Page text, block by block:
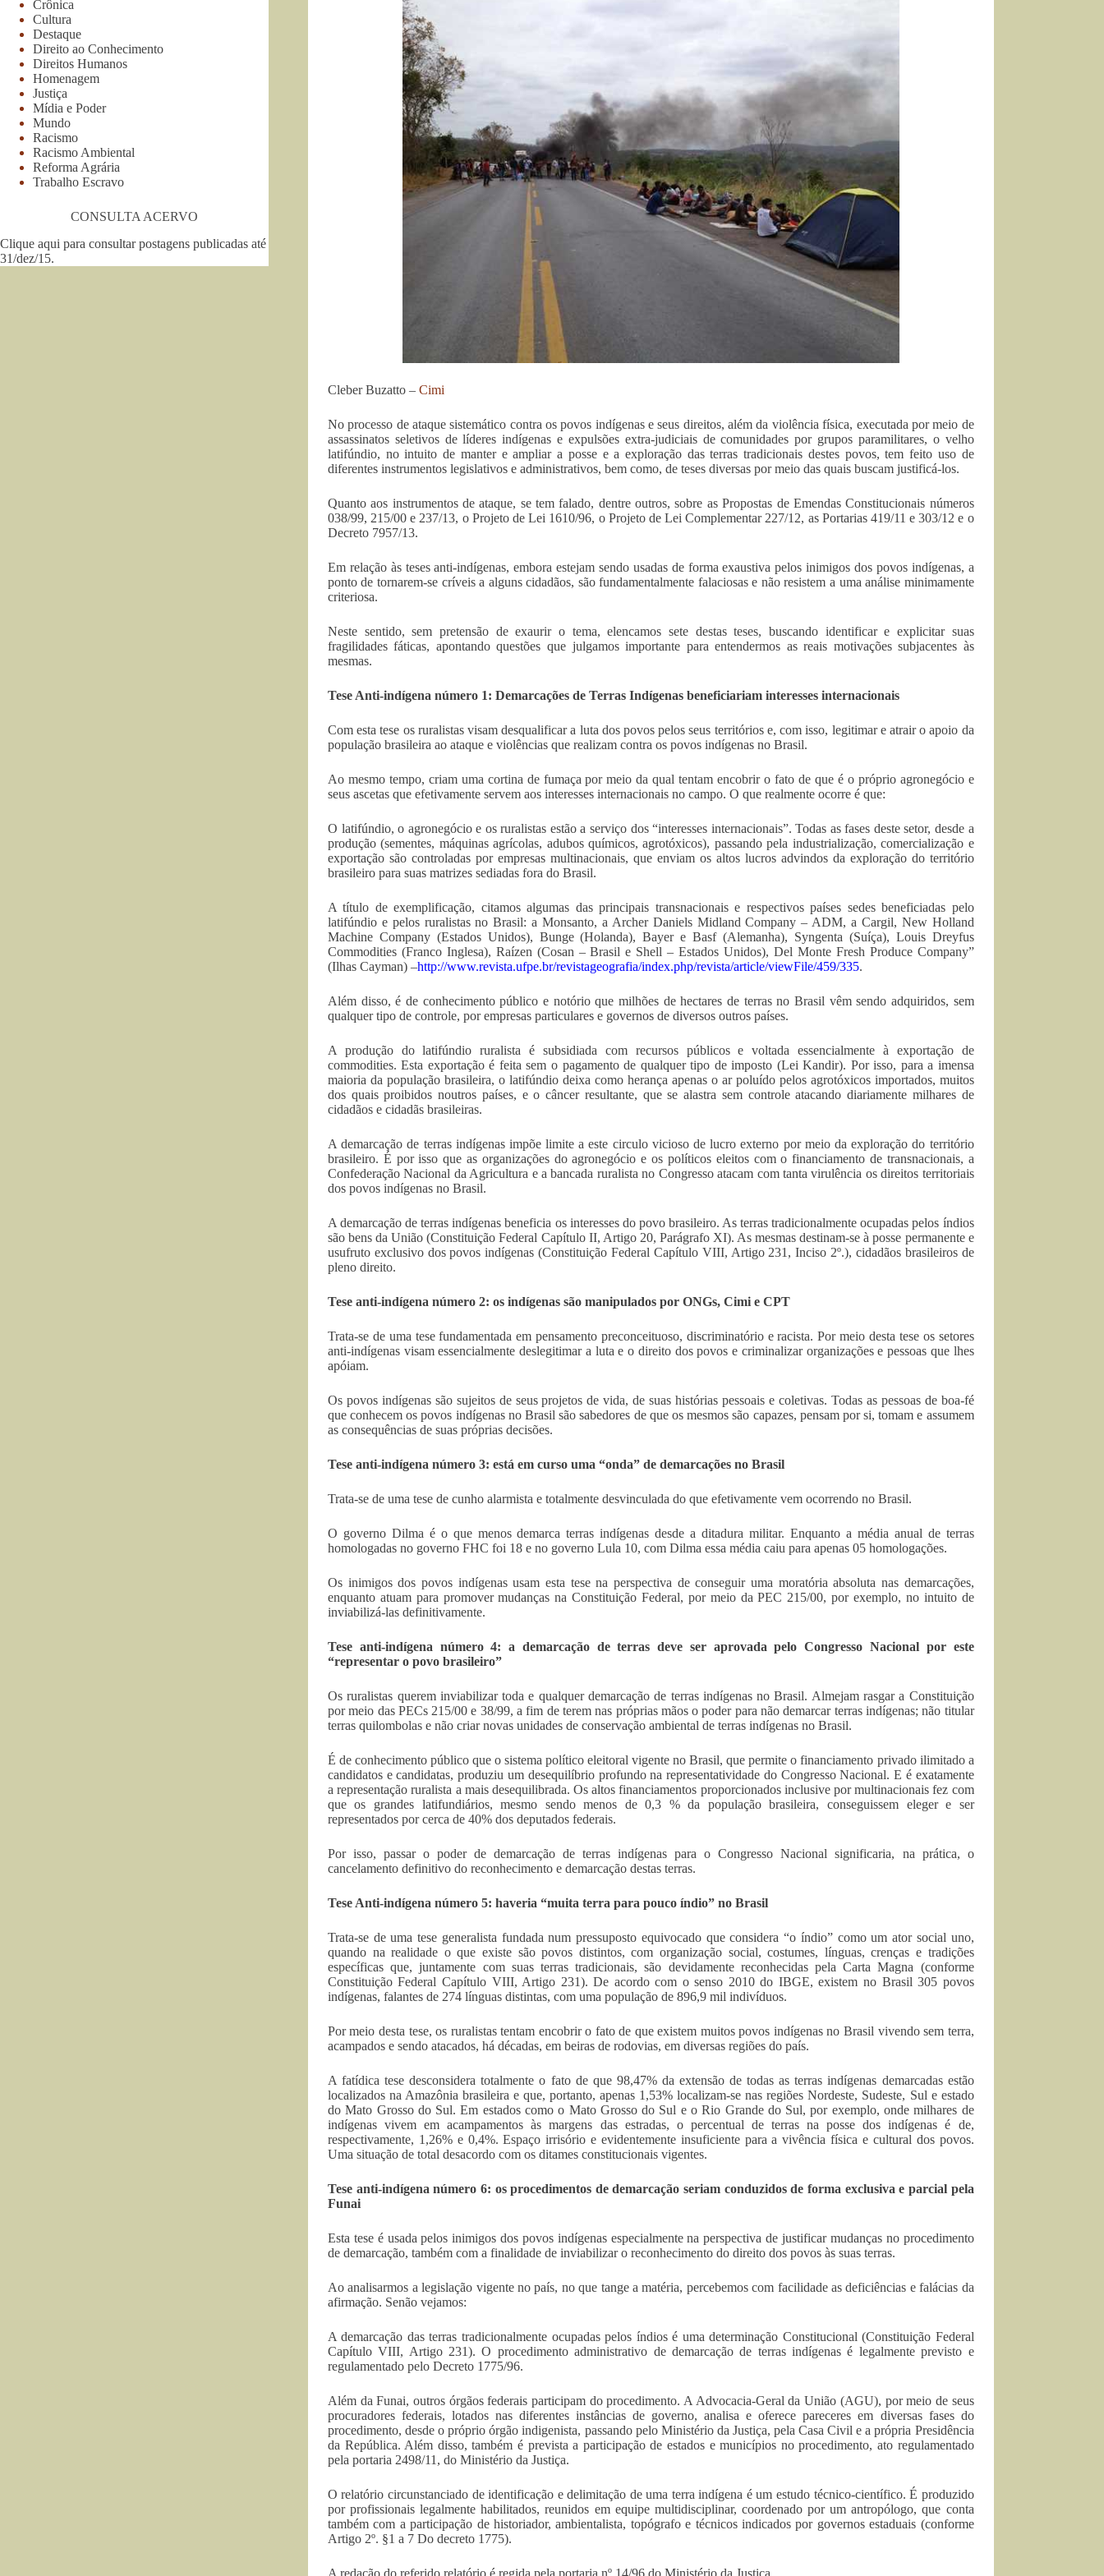
Cleber Buzatto – Cimi
No processo de ataque sistemático contra os povos indígenas e seus direitos, além da violência física, executada por meio de
assassinatos seletivos de líderes indígenas e expulsões extra-judiciais de comunidades por grupos paramilitares, o velho
latifúndio, no intuito de manter e ampliar a posse e a exploração das terras tradicionais destes povos, tem feito uso de
diferentes instrumentos legislativos e administrativos, bem como, de teses diversas por meio das quais buscam justificá-los.
Quanto aos instrumentos de ataque, se tem falado, dentre outros, sobre as Propostas de Emendas Constitucionais números
038/99, 215/00 e 237/13, o Projeto de Lei 1610/96, o Projeto de Lei Complementar 227/12, as Portarias 419/11 e 303/12 e o
Decreto 7957/13.
Em relação às teses anti-indígenas, embora estejam sendo usadas de forma exaustiva pelos inimigos dos povos indígenas, a
ponto de tornarem-se críveis a alguns cidadãos, são fundamentalmente falaciosas e não resistem a uma análise minimamente
criteriosa.
Neste sentido, sem pretensão de exaurir o tema, elencamos sete destas teses, buscando identificar e explicitar suas
fragilidades fáticas, apontando questões que julgamos importante para entendermos as reais motivações subjacentes às
mesmas.
Tese Anti-indígena número 1: Demarcações de Terras Indígenas beneficiariam interesses internacionais
Com esta tese os ruralistas visam desqualificar a luta dos povos pelos seus territórios e, com isso, legitimar e atrair o apoio da
população brasileira ao ataque e violências que realizam contra os povos indígenas no Brasil.
Ao mesmo tempo, criam uma cortina de fumaça por meio da qual tentam encobrir o fato de que é o próprio agronegócio e
seus ascetas que efetivamente servem aos interesses internacionais no campo. O que realmente ocorre é que:
O latifúndio, o agronegócio e os ruralistas estão a serviço dos “interesses internacionais”. Todas as fases deste setor, desde a
produção (sementes, máquinas agrícolas, adubos químicos, agrotóxicos), passando pela industrialização, comercialização e
exportação são controladas por empresas multinacionais, que enviam os altos lucros advindos da exploração do território
brasileiro para suas matrizes sediadas fora do Brasil.
A título de exemplificação, citamos algumas das principais transnacionais e respectivos países sedes beneficiadas pelo
latifúndio e pelos ruralistas no Brasil: a Monsanto, a Archer Daniels Midland Company – ADM, a Cargil, New Holland
Machine Company (Estados Unidos), Bunge (Holanda), Bayer e Basf (Alemanha), Syngenta (Suíça), Louis Dreyfus
Commodities (Franco Inglesa), Raízen (Cosan – Brasil e Shell – Estados Unidos), Del Monte Fresh Produce Company”
(Ilhas Cayman) –http://www.revista.ufpe.br/revistageografia/index.php/revista/article/viewFile/459/335.
Além disso, é de conhecimento público e notório que milhões de hectares de terras no Brasil vêm sendo adquiridos, sem
qualquer tipo de controle, por empresas particulares e governos de diversos outros países.
A produção do latifúndio ruralista é subsidiada com recursos públicos e voltada essencialmente à exportação de
commodities. Esta exportação é feita sem o pagamento de qualquer tipo de imposto (Lei Kandir). Por isso, para a imensa
maioria da população brasileira, o latifúndio deixa como herança apenas o ar poluído pelos agrotóxicos importados, muitos
dos quais proibidos noutros países, e o câncer resultante, que se alastra sem controle atacando diariamente milhares de
cidadãos e cidadãs brasileiras.
A demarcação de terras indígenas impõe limite a este circulo vicioso de lucro externo por meio da exploração do território
brasileiro. É por isso que as organizações do agronegócio e os políticos eleitos com o financiamento de transnacionais, a
Confederação Nacional da Agricultura e a bancada ruralista no Congresso atacam com tanta virulência os direitos territoriais
dos povos indígenas no Brasil.
A demarcação de terras indígenas beneficia os interesses do povo brasileiro. As terras tradicionalmente ocupadas pelos índios
são bens da União (Constituição Federal Capítulo II, Artigo 20, Parágrafo XI). As mesmas destinam-se à posse permanente e
usufruto exclusivo dos povos indígenas (Constituição Federal Capítulo VIII, Artigo 231, Inciso 2º.), cidadãos brasileiros de
pleno direito.
Tese anti-indígena número 2: os indígenas são manipulados por ONGs, Cimi e CPT
Trata-se de uma tese fundamentada em pensamento preconceituoso, discriminatório e racista. Por meio desta tese os setores
anti-indígenas visam essencialmente deslegitimar a luta e o direito dos povos e criminalizar organizações e pessoas que lhes
apóiam.
Os povos indígenas são sujeitos de seus projetos de vida, de suas histórias pessoais e coletivas. Todas as pessoas de boa-fé
que conhecem os povos indígenas no Brasil são sabedores de que os mesmos são capazes, pensam por si, tomam e assumem
as consequências de suas próprias decisões.
Tese anti-indígena número 3: está em curso uma “onda” de demarcações no Brasil
Trata-se de uma tese de cunho alarmista e totalmente desvinculada do que efetivamente vem ocorrendo no Brasil.
O governo Dilma é o que menos demarca terras indígenas desde a ditadura militar. Enquanto a média anual de terras
homologadas no governo FHC foi 18 e no governo Lula 10, com Dilma essa média caiu para apenas 05 homologações.
Os inimigos dos povos indígenas usam esta tese na perspectiva de conseguir uma moratória absoluta nas demarcações,
enquanto atuam para promover mudanças na Constituição Federal, por meio da PEC 215/00, por exemplo, no intuito de
inviabilizá-las definitivamente.
Tese anti-indígena número 4: a demarcação de terras deve ser aprovada pelo Congresso Nacional por este
“representar o povo brasileiro”
Os ruralistas querem inviabilizar toda e qualquer demarcação de terras indígenas no Brasil. Almejam rasgar a Constituição
por meio das PECs 215/00 e 38/99, a fim de terem nas próprias mãos o poder para não demarcar terras indígenas; não titular
terras quilombolas e não criar novas unidades de conservação ambiental de terras indígenas no Brasil.
É de conhecimento público que o sistema político eleitoral vigente no Brasil, que permite o financiamento privado ilimitado a
candidatos e candidatas, produziu um desequilíbrio profundo na representatividade do Congresso Nacional. E é exatamente
a representação ruralista a mais desequilibrada. Os altos financiamentos proporcionados inclusive por multinacionais fez com
que os grandes latifundiários, mesmo sendo menos de 0,3 % da população brasileira, conseguissem eleger e ser
representados por cerca de 40% dos deputados federais.
Por isso, passar o poder de demarcação de terras indígenas para o Congresso Nacional significaria, na prática, o
cancelamento definitivo do reconhecimento e demarcação destas terras.
Tese Anti-indígena número 5: haveria “muita terra para pouco índio” no Brasil
Trata-se de uma tese generalista fundada num pressuposto equivocado que considera “o índio” como um ator social uno,
quando na realidade o que existe são povos distintos, com organização social, costumes, línguas, crenças e tradições
específicas que, juntamente com suas terras tradicionais, são devidamente reconhecidas pela Carta Magna (conforme
Constituição Federal Capítulo VIII, Artigo 231). De acordo com o senso 2010 do IBGE, existem no Brasil 305 povos
indígenas, falantes de 274 línguas distintas, com uma população de 896,9 mil indivíduos.
Por meio desta tese, os ruralistas tentam encobrir o fato de que existem muitos povos indígenas no Brasil vivendo sem terra,
acampados e sendo atacados, há décadas, em beiras de rodovias, em diversas regiões do país.
A fatídica tese desconsidera totalmente o fato de que 98,47% da extensão de todas as terras indígenas demarcadas estão
localizados na Amazônia brasileira e que, portanto, apenas 1,53% localizam-se nas regiões Nordeste, Sudeste, Sul e estado
do Mato Grosso do Sul. Em estados como o Mato Grosso do Sul e o Rio Grande do Sul, por exemplo, onde milhares de
indígenas vivem em acampamentos às margens das estradas, o percentual de terras na posse dos indígenas é de,
respectivamente, 1,26% e 0,4%. Espaço irrisório e evidentemente insuficiente para a vivência física e cultural dos povos.
Uma situação de total desacordo com os ditames constitucionais vigentes.
Tese anti-indígena número 6: os procedimentos de demarcação seriam conduzidos de forma exclusiva e parcial pela
Funai
Esta tese é usada pelos inimigos dos povos indígenas especialmente na perspectiva de justificar mudanças no procedimento
de demarcação, também com a finalidade de inviabilizar o reconhecimento do direito dos povos às suas terras.
Ao analisarmos a legislação vigente no país, no que tange a matéria, percebemos com facilidade as deficiências e falácias da
afirmação. Senão vejamos:
A demarcação das terras tradicionalmente ocupadas pelos índios é uma determinação Constitucional (Constituição Federal
Capítulo VIII, Artigo 231). O procedimento administrativo de demarcação de terras indígenas é legalmente previsto e
regulamentado pelo Decreto 1775/96.
Além da Funai, outros órgãos federais participam do procedimento. A Advocacia-Geral da União (AGU), por meio de seus
procuradores federais, lotados nas diferentes instâncias de governo, analisa e oferece pareceres em diversas fases do
procedimento, desde o próprio órgão indigenista, passando pelo Ministério da Justiça, pela Casa Civil e a própria Presidência
da República. Além disso, também é prevista a participação de estados e municípios no procedimento, ato regulamentado
pela portaria 2498/11, do Ministério da Justiça.
O relatório circunstanciado de identificação e delimitação de uma terra indígena é um estudo técnico-científico. É produzido
por profissionais legalmente habilitados, reunidos em equipe multidisciplinar, coordenado por um antropólogo, que conta
também com a participação de historiador, ambientalista, topógrafo e técnicos indicados por governos estaduais (conforme
Artigo 2º. §1 a 7 Do decreto 1775).
A redação do referido relatório é regida pela portaria nº 14/96 do Ministério da Justiça.
Crônica
Cultura
Destaque
Direito ao Conhecimento
Direitos Humanos
Homenagem
Justiça
Mídia e Poder
Mundo
Racismo
Racismo Ambiental
Reforma Agrária
Trabalho Escravo
CONSULTA ACERVO
Clique aqui para consultar postagens publicadas até
31/dez/15.